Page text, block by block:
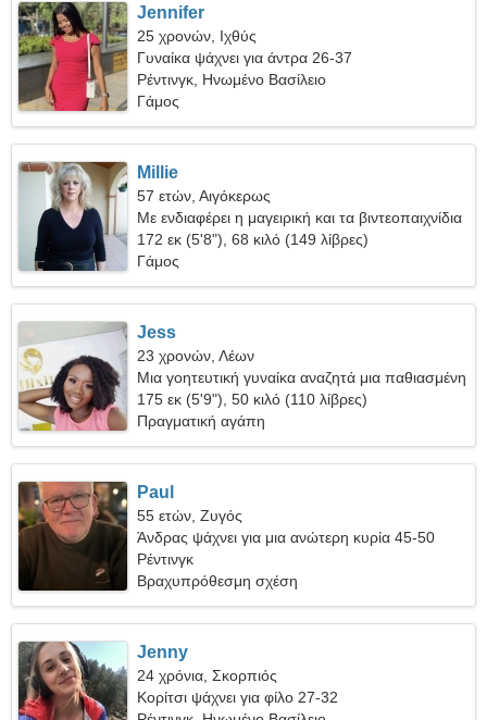
Jennifer
25 χρονών, Ιχθύς
Γυναίκα ψάχνει για άντρα 26-37
Ρέντινγκ, Ηνωμένο Βασίλειο
Γάμος
Millie
57 ετών, Αιγόκερως
Με ενδιαφέρει η μαγειρική και τα βιντεοπαιχνίδια
172 εκ (5'8"), 68 κιλό (149 λίβρες)
Γάμος
Jess
23 χρονών, Λέων
Μια γοητευτική γυναίκα αναζητά μια παθιασμένη
σχέση
175 εκ (5'9"), 50 κιλό (110 λίβρες)
Πραγματική αγάπη
Paul
55 ετών, Ζυγός
Άνδρας ψάχνει για μια ανώτερη κυρία 45-50
Ρέντινγκ
Βραχυπρόθεσμη σχέση
Jenny
24 χρόνια, Σκορπιός
Κορίτσι ψάχνει για φίλο 27-32